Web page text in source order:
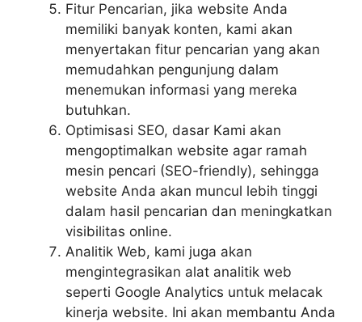
Fitur Pencarian, jika website Anda
memiliki banyak konten, kami akan
menyertakan fitur pencarian yang akan
memudahkan pengunjung dalam
menemukan informasi yang mereka
butuhkan.
Optimisasi SEO, dasar Kami akan
mengoptimalkan website agar ramah
mesin pencari (SEO-friendly), sehingga
website Anda akan muncul lebih tinggi
dalam hasil pencarian dan meningkatkan
visibilitas online.
Analitik Web, kami juga akan
mengintegrasikan alat analitik web
seperti Google Analytics untuk melacak
kinerja website. Ini akan membantu Anda